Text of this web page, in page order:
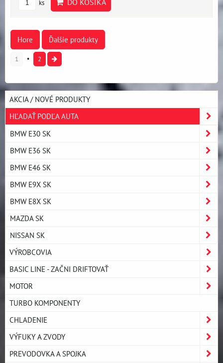
ks DO KOŠÍKA
Hore Ďalšie produkty
1 2
AKCIA / NOVÉ PRODUKTY
HĽADAŤ PODĽA AUTA
BMW E30 SK
BMW E36 SK
BMW E46 SK
BMW E9X SK
BMW E8X SK
MAZDA SK
NISSAN SK
VÝROBCOVIA
BASIC LINE - ZAČNI DRIFTOVAŤ
MOTOR
TURBO KOMPONENTY
CHLADENIE
VÝFUKY A ZVODY
PREVODOVKA A SPOJKA